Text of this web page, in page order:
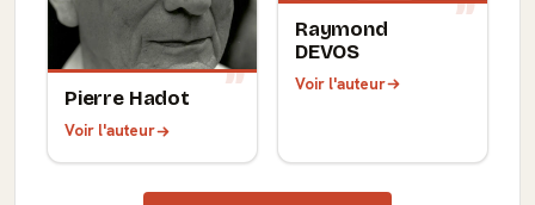
Pierre Hadot
Voir l'auteur
Raymond
DEVOS
Voir l'auteur